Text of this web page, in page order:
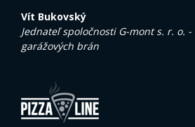
Vít Bukovský
Jednateľ spoločnosti G-mont s. r. o.
garážových brán